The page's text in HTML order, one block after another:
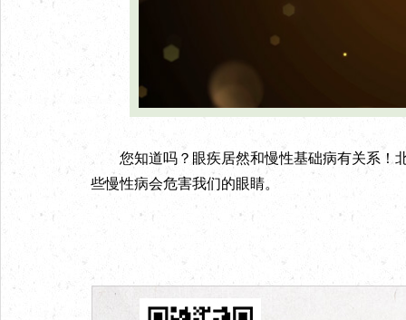
您知道吗？眼疾居然和慢性基础病有关系！
些慢性病会危害我们的眼睛。